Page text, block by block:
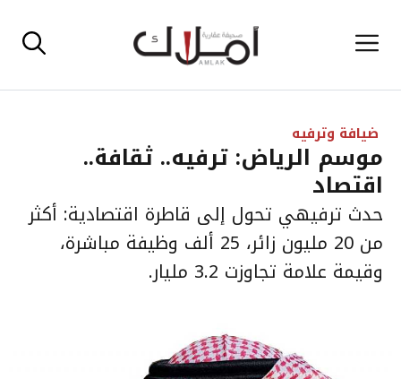
إلى القائمة
ضيافة وترفيه
موسم الرياض: ترفيه.. ثقافة..
اقتصاد
حدث ترفيهي تحول إلى قاطرة اقتصادية: أكثر
من 20 مليون زائر، 25 ألف وظيفة مباشرة،
وقيمة علامة تجاوزت 3.2 مليار.